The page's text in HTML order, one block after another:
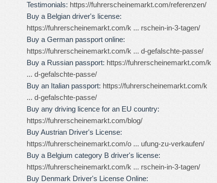
Testimonials: https://fuhrerscheinemarkt.com/referenzen/
Buy a Belgian driver's license:
https://fuhrerscheinemarkt.com/k ... rschein-in-3-tagen/
Buy a German passport online:
https://fuhrerscheinemarkt.com/k ... d-gefalschte-passe/
Buy a Russian passport: https://fuhrerscheinemarkt.com/k
... d-gefalschte-passe/
Buy an Italian passport: https://fuhrerscheinemarkt.com/k
... d-gefalschte-passe/
Buy any driving licence for an EU country:
https://fuhrerscheinemarkt.com/blog/
Buy Austrian Driver's License:
https://fuhrerscheinemarkt.com/o ... ufung-zu-verkaufen/
Buy a Belgium category B driver's license:
https://fuhrerscheinemarkt.com/k ... rschein-in-3-tagen/
Buy Denmark Driver's License Online: